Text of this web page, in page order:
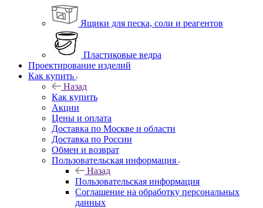
Ящики для песка, соли и реагентов
Пластиковые ведра
Проектирование изделий
Как купить
Назад
Как купить
Акции
Цены и оплата
Доставка по Москве и области
Доставка по России
Обмен и возврат
Пользовательская информация
Назад
Пользовательская информация
Соглашение на обработку персональных
данных